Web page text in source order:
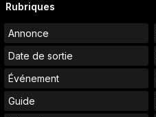
Rubriques
Annonce
Date de sortie
Événement
Guide